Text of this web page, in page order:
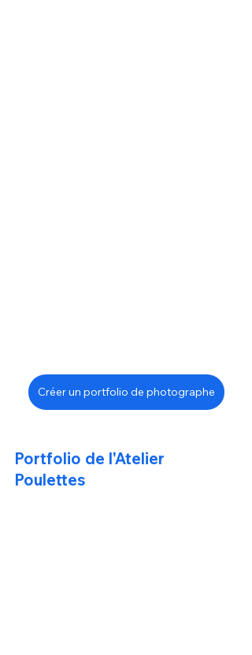
Créer un portfolio de photographe
Portfolio de l'Atelier
Poulettes